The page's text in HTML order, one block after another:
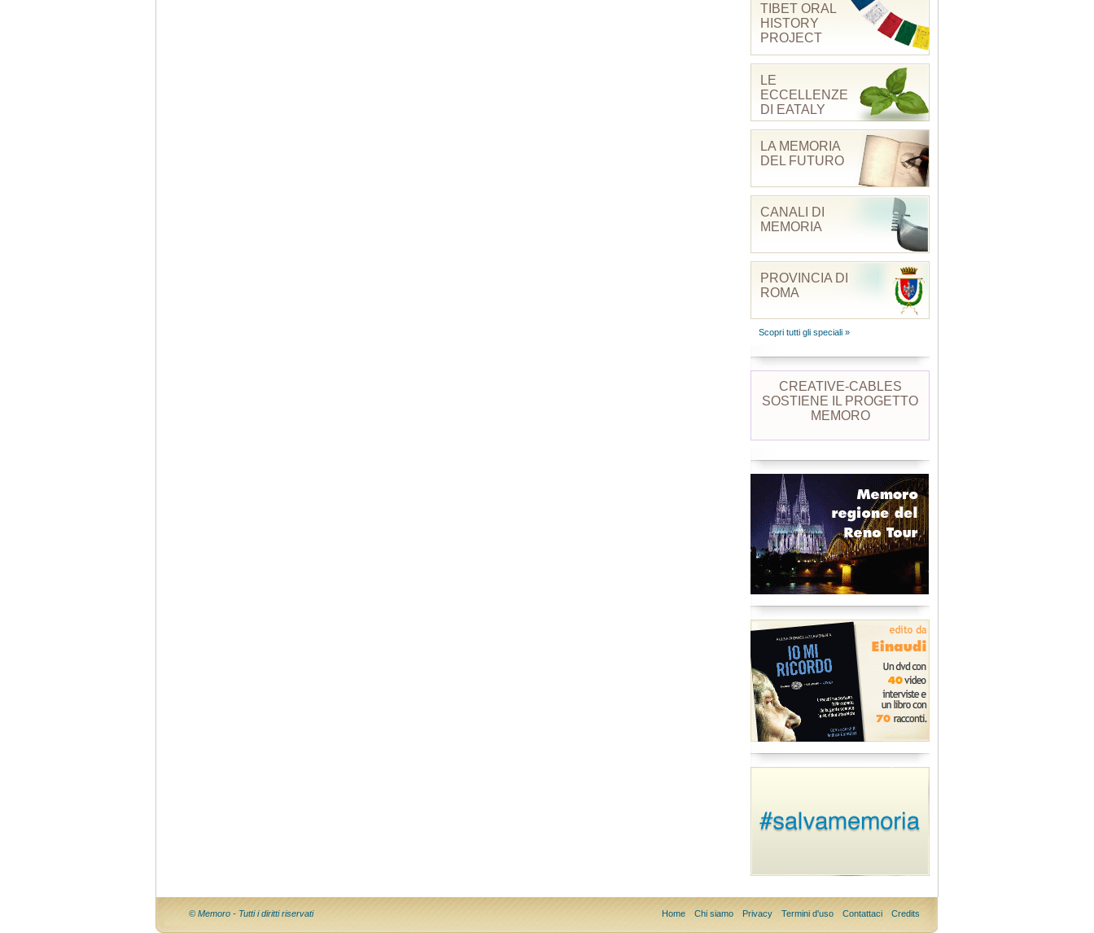
TIBET ORAL
HISTORY
PROJECT
LE
ECCELLENZE
DI EATALY
LA MEMORIA
DEL FUTURO
CANALI DI
MEMORIA
PROVINCIA DI
ROMA
Scopri tutti gli speciali »
CREATIVE-CABLES
SOSTIENE IL PROGETTO
MEMORO
© Memoro - Tutti i diritti riservati Home Chi siamo Privacy Termini d'uso Contattaci Credits